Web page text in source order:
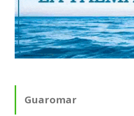
Guaromar